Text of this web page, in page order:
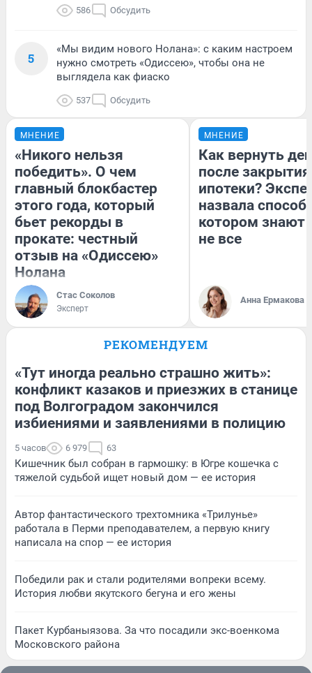
586 Обсудить
5
«Мы видим нового Нолана»: с каким настроем
нужно смотреть «Одиссею», чтобы она не
выглядела как фиаско
537 Обсудить
МНЕНИЕ
«Никого нельзя
победить». О чем
главный блокбастер
этого года, который
бьет рекорды в
прокате: честный
отзыв на «Одиссею»
Нолана
Стас Соколов
Эксперт
МНЕНИЕ
Как вернуть
после закрытия
ипотеки?
назвала
котором знают
не все
Анна Ермакова
РЕКОМЕНДУЕМ
«Тут иногда реально страшно жить»:
конфликт казаков и приезжих в станице
под Волгоградом закончился
избиениями и заявлениями в полицию
5 часов 6 979 63
Кишечник был собран в гармошку: в Югре кошечка с
тяжелой судьбой ищет новый дом — ее история
Автор фантастического трехтомника «Трилунье»
работала в Перми преподавателем, а первую книгу
написала на спор — ее история
Победили рак и стали родителями вопреки всему.
История любви якутского бегуна и его жены
Пакет Курбаныязова. За что посадили экс-военкома
Московского района